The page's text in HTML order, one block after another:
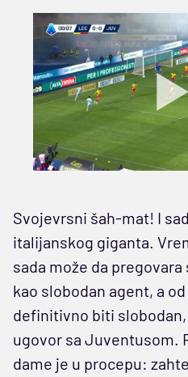
Svojevrsni šah-mat! I
italijanskog giganta.
sada može da
kao slobodan agent, a
definitivno biti
ugovor sa Juventusom.
dame je u procepu: